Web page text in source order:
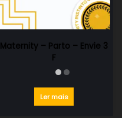
Maternity – Parto – Envie 3
F
Ler mais